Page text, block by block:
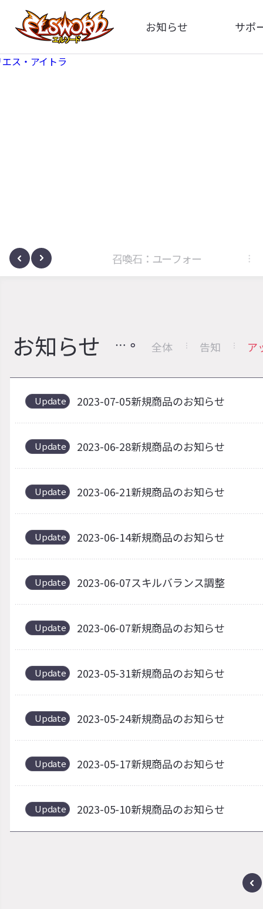
お知らせ
全体
サポ
サノヴァ 召喚石：ユーフォー
お知らせ 全体 告知 ア
Update 2023-07-05新規商品のお知らせ
Update 2023-06-28新規商品のお知らせ
Update 2023-06-21新規商品のお知らせ
Update 2023-06-14新規商品のお知らせ
Update 2023-06-07スキルバランス調整
Update 2023-06-07新規商品のお知らせ
Update 2023-05-31新規商品のお知らせ
Update 2023-05-24新規商品のお知らせ
Update 2023-05-17新規商品のお知らせ
Update 2023-05-10新規商品のお知らせ